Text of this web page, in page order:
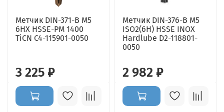
Метчик DIN-371-B M5
6HX HSSE-PM 1400
TiCN C4-115901-0050
3 225 ₽
Метчик DIN-376-B M5
ISO2(6H) HSSE INOX
Hardlube D2-118801-
0050
2 982 ₽